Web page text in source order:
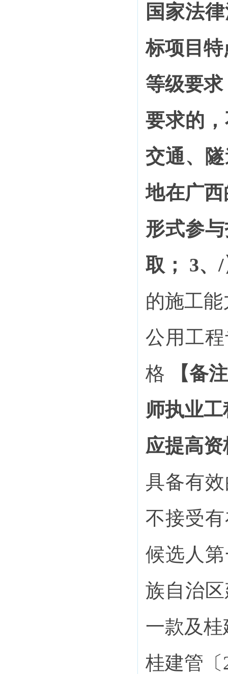
国家法
标项目 特
等级要
要求的
交通、
地在广
形式参
取；
3、
的施工能
公用工
格
【备
师执业
应提高
具备有
不接受
候选人
族自治
一款及
桂建管〔